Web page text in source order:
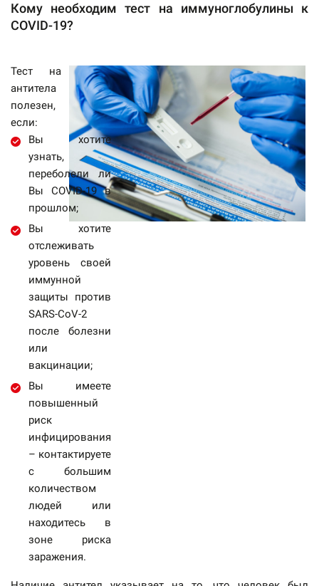
Кому необходим тест на иммуноглобулины к
COVID-19?
Тест на
антитела
полезен,
если:
Вы хотите
узнать,
переболели ли
Вы COVID-19 в
прошлом;
Вы хотите
отслеживать
уровень своей
иммунной
защиты против
SARS-CoV-2
после болезни
или
вакцинации;
Вы имеете
повышенный
риск
инфицирования
– контактируете
с большим
количеством
людей или
находитесь в
зоне риска
заражения.